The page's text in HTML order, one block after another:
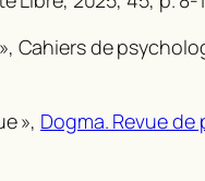
Cahiers de
», Dogma. Revue